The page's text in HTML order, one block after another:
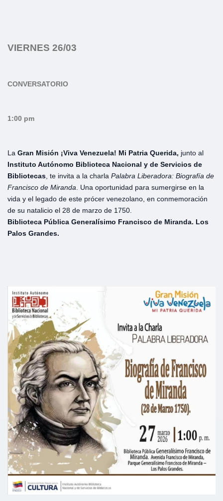
VIERNES 26/03
CONVERSATORIO
1:00 pm
La Gran Misión ¡Viva Venezuela! Mi Patria Querida, junto al
Instituto Autónomo Biblioteca Nacional y de Servicios de
Bibliotecas , te invita a la charla Palabra Liberadora: Biografía de
Francisco de Miranda . Una oportunidad para sumergirse en la
vida y el legado de este prócer venezolano, en conmemoración
de su natalicio el 28 de marzo de 1750.
Biblioteca Pública Generalísimo Francisco de Miranda. Los
Palos Grandes.